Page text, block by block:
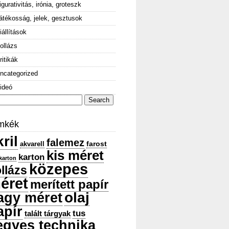
irónia, groteszk
jelek, gesztusok
akvarell falemez farost
karton kis méret
közepes
merített papír
méretolaj
talált tárgyak tus
technika